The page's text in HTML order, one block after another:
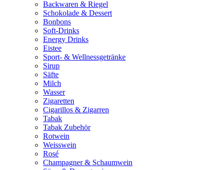
Backwaren & Riegel
Schokolade & Dessert
Bonbons
Soft-Drinks
Energy Drinks
Eistee
Sport- & Wellnessgetränke
Sirup
Säfte
Milch
Wasser
Zigaretten
Cigarillos & Zigarren
Tabak
Tabak Zubehör
Rotwein
Weisswein
Rosé
Champagner & Schaumwein